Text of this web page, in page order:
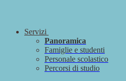
Servizi
Panoramica
Famiglie e studenti
Personale scolastico
Percorsi di studio